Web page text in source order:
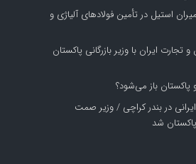
استیل در تأمین فولادهای آلیاژی و
ایران با وزیر بازرگانی پاکستان
پاکستان باز می‌شود؟
در بندر کراچی / وزیر صمت
شد